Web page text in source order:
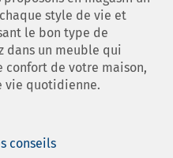
style de vie et
le bon type de
dans un meuble qui
confort de votre maison,
vie quotidienne.
conseils